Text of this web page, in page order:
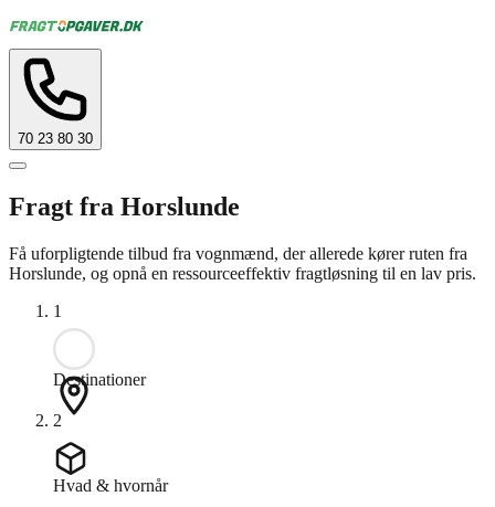
70 23 80 30
Fragt fra Horslunde
Få uforpligtende tilbud fra vognmænd, der allerede kører ruten fra
Horslunde, og opnå en ressourceeffektiv fragtløsning til en lav pris.
1
Destinationer
2
Hvad & hvornår